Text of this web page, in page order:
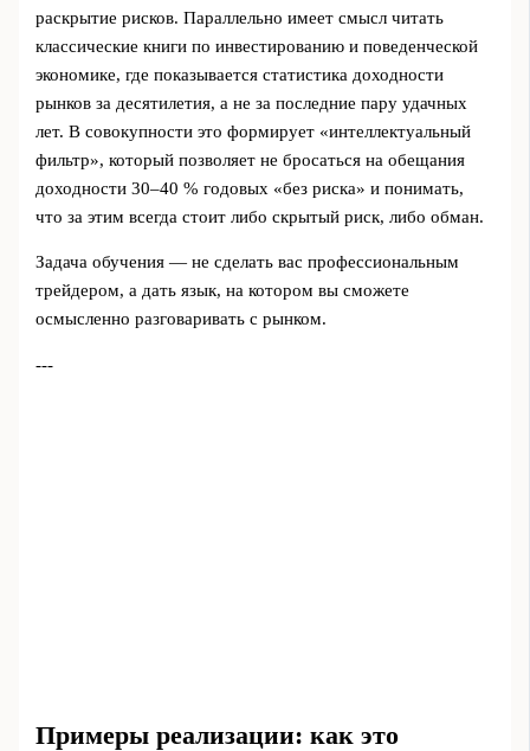
раскрытие рисков. Параллельно имеет смысл читать
классические книги по инвестированию и поведенческой
экономике, где показывается статистика доходности
рынков за десятилетия, а не за последние пару удачных
лет. В совокупности это формирует «интеллектуальный
фильтр», который позволяет не бросаться на обещания
доходности 30–40 % годовых «без риска» и понимать,
что за этим всегда стоит либо скрытый риск, либо обман.
Задача обучения — не сделать вас профессиональным
трейдером, а дать язык, на котором вы сможете
осмысленно разговаривать с рынком.
---
Примеры реализации: как это